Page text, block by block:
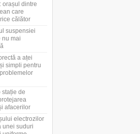
orașul dintre
care
călător
suspensiei
nu mai
a aței
simpli pentru
stație de
afacerilor
electrozilor
unei suduri